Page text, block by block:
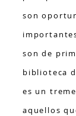
son
son de
biblioteca
es un
aquellos